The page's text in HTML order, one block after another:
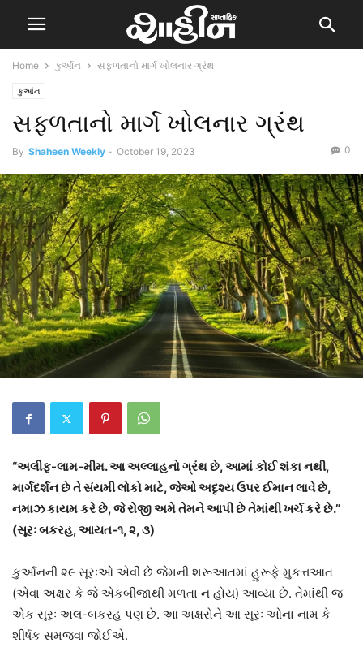
Home કુર્આન સફળતાનો માર્ગ ખોલનાર ગ્રંથ
કુર્આન
સફળતાનો માર્ગ ખોલનાર ગ્રંથ
By Shaheen Weekly - October 19, 2023 0
“અલીફ-લામ-મીમ. આ અલ્લાહનો ગ્રંથ છે, આમાં કોઈ શંકા નથી,
માર્ગદર્શન છે તે સંયમી લોકો માટે, જેઓ અદૃશ્ય ઉપર ઈમાન લાવે છે,
નમાઝ કાયમ કરે છે, જે રોજી અમે તેમને આપી છે તેમાંથી ખર્ચ કરે છે.”
(સૂરઃ બકરહ, આયત-૧, ૨, ૩)
કુર્આનની ૨૯ સૂરઃઓ એવી છે જેમની શરૂઆતમાં હુરૂફે મુકત્તઆત
(એવા અક્ષર કે જે એકબીજાથી મળતા ન હોય) આવ્યા છે. તેમાંથી જ
એક સૂરઃ અલ-બકરહ પણ છે. આ અક્ષરોને આ સૂરઃ ઓના નામ કે
શીર્ષક સમજવા જોઈએ.